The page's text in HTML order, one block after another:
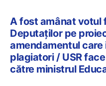
A fost amânat votul
Deputaților pe
amendamentul
plagiatori / USR
către ministrul